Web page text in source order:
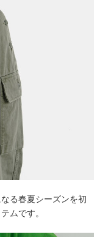
る春夏シーズンを初
ムです。